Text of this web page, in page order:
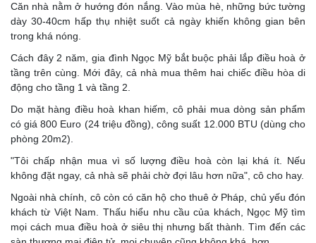
Căn nhà nằm ở hướng đón nắng. Vào mùa hè, những bức tường
dày 30-40cm hấp thụ nhiệt suốt cả ngày khiến không gian bên
trong khá nóng.
Cách đây 2 năm, gia đình Ngọc Mỹ bắt buộc phải lắp điều hoà ở
tầng trên cùng. Mới đây, cả nhà mua thêm hai chiếc điều hòa di
động cho tầng 1 và tầng 2.
Do mặt hàng điều hoà khan hiếm, cô phải mua dòng sản phẩm
có giá 800 Euro (24 triệu đồng), công suất 12.000 BTU (dùng cho
phòng 20m2).
"Tôi chấp nhận mua vì số lượng điều hoà còn lại khá ít. Nếu
không đặt ngay, cả nhà sẽ phải chờ đợi lâu hơn nữa", cô cho hay.
Ngoài nhà chính, cô còn có căn hộ cho thuê ở Pháp, chủ yếu đón
khách từ Việt Nam. Thấu hiểu nhu cầu của khách, Ngọc Mỹ tìm
mọi cách mua điều hoà ở siêu thị nhưng bất thành. Tìm đến các